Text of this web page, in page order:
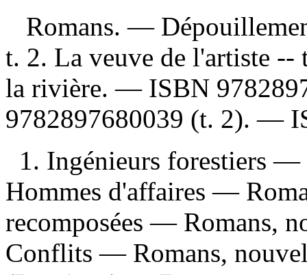
Romans. —
t. 2. La veuve de l'artiste --
la rivière. — ISBN
9782897680039 (t. 2). —
1. Ingénieurs forestiers —
Hommes d'affaires —
recomposées — Romans,
Conflits — Romans,